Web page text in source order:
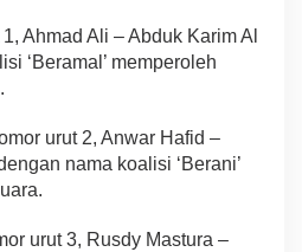
Ahmad Ali – Abduk Karim Al
‘Beramal’ memperoleh
urut 2, Anwar Hafid –
nama koalisi ‘Berani’
urut 3, Rusdy Mastura –